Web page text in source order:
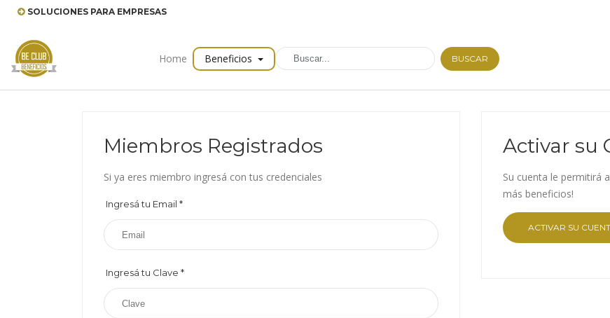
SOLUCIONES PARA EMPRESAS
Home Beneficios BUSCAR
Miembros Registrados
Si ya eres miembro ingresá con tus credenciales
Ingresá tu Email *
Ingresá tu Clave *
Activar su
Su cuenta le permitirá
más beneficios!
ACTIVAR SU